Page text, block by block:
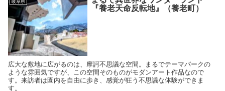
岐阜県
『養老天命反転地』（養老町）
広大な敷地に広がるのは、摩訶不思議な空間。まるでテーマパークの
ような雰囲気ですが、この空間そのものがモダンアート作品なので
す。来訪者は園内を自由に歩き、感覚が狂う不思議な体験ができま
す。